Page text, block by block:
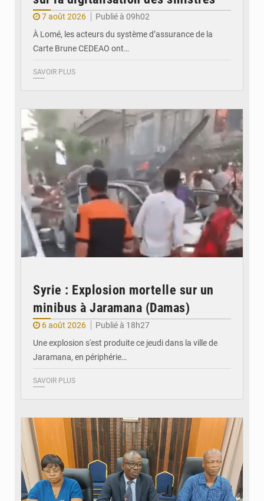
7 août 2026
Publié à 09h02
À Lomé, les acteurs du système d’assurance de la
Carte Brune CEDEAO ont…
SAVOIR PLUS
Syrie : Explosion mortelle sur un
minibus à Jaramana (Damas)
6 août 2026
Publié à 18h27
Une explosion s'est produite ce jeudi dans la ville de
Jaramana, en périphérie…
SAVOIR PLUS